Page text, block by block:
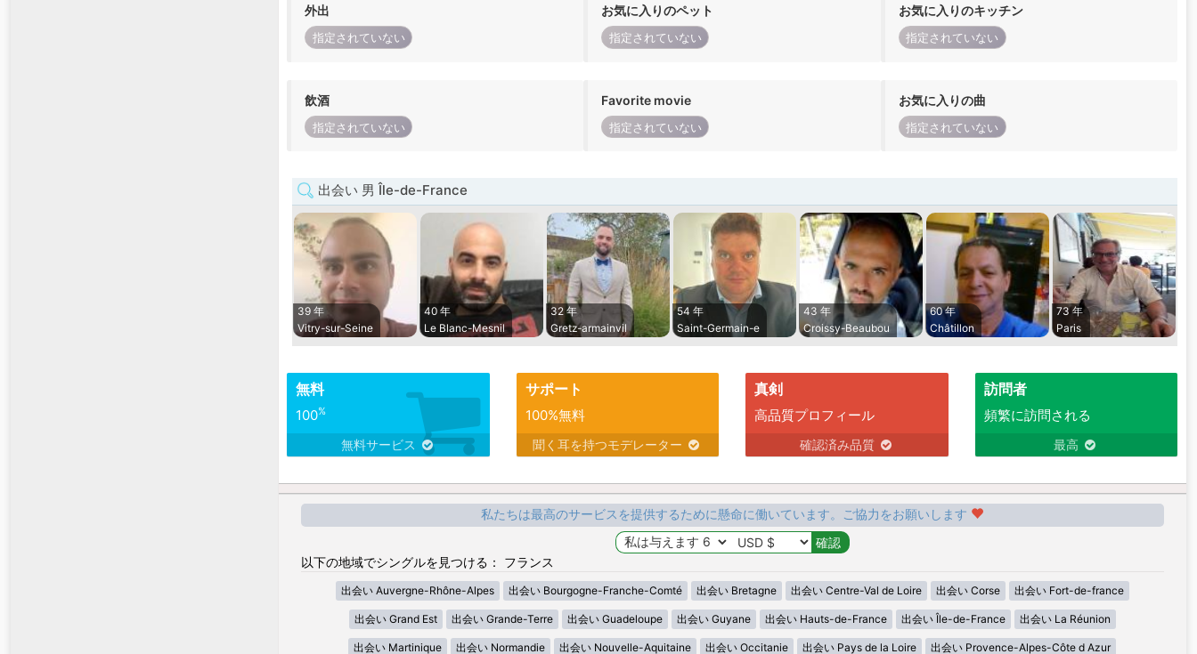
外出
指定されていない
お気に入りのペット
指定されていない
お気に入りのキッチン
指定されていない
飲酒
指定されていない
Favorite movie
指定されていない
お気に入りの曲
指定されていない
出会い 男 Île-de-France
39 年
Vitry-sur-Seine
40 年
Le Blanc-Mesnil
32 年
Gretz-armainvil
54 年
Saint-Germain-e
43 年
Croissy-Beaubou
60 年
Châtillon
73 年
Paris
無料
100%
無料サービス
サポート
100%無料
聞く耳を持つモデレーター
真剣
高品質プロフィール
確認済み品質
訪問者
頻繁に訪問される
最高
私たちは最高のサービスを提供するために懸命に働いています。ご協力をお願いします
以下の地域でシングルを見つける： フランス
出会い Auvergne-Rhône-Alpes 出会い Bourgogne-Franche-Comté 出会い Bretagne 出会い Centre-Val de Loire 出会い Corse 出会い Fort-de-france
出会い Grand Est 出会い Grande-Terre 出会い Guadeloupe 出会い Guyane 出会い Hauts-de-France 出会い Île-de-France 出会い La Réunion
出会い Martinique 出会い Normandie 出会い Nouvelle-Aquitaine 出会い Occitanie 出会い Pays de la Loire 出会い Provence-Alpes-Côte d Azur